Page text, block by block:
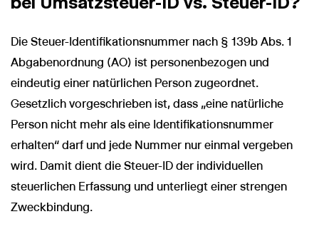
Die Steuer-Identifikationsnummer nach § 139b Abs. 1
Abgabenordnung (AO) ist personenbezogen und
eindeutig einer natürlichen Person zugeordnet.
Gesetzlich vorgeschrieben ist, dass „eine natürliche
Person nicht mehr als eine Identifikationsnummer
erhalten“ darf und jede Nummer nur einmal vergeben
wird. Damit dient die Steuer-ID der individuellen
steuerlichen Erfassung und unterliegt einer strengen
Zweckbindung.